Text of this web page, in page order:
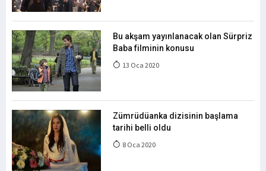
Bu akşam yayınlanacak olan Sürpriz
Baba filminin konusu
13 Oca 2020
Zümrüdüanka dizisinin başlama
tarihi belli oldu
8 Oca 2020